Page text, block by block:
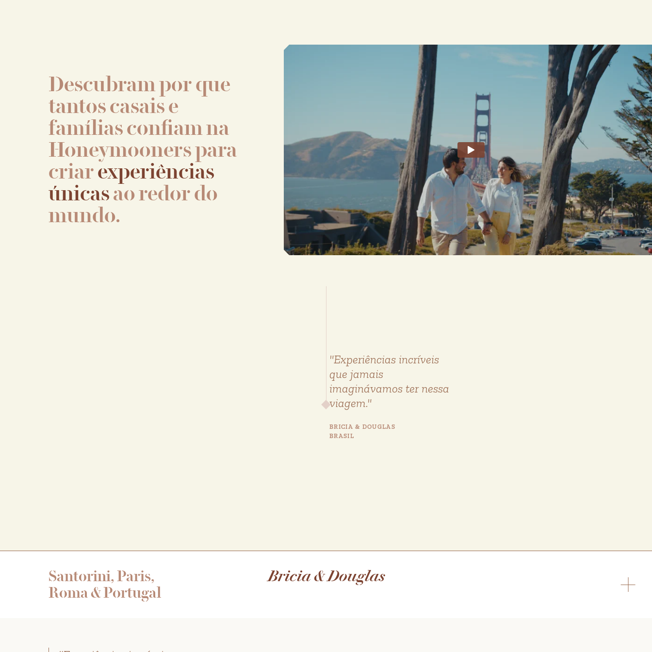
Descubram por que
tantos casais e
famílias confiam na
Honeymooners para
criarexperiências
únicasao redor do
mundo.
"Experiências incríveis
que jamais
imaginávamos ter nessa
viagem."
BRICIA & DOUGLAS
BRASIL
Santorini, Paris,
Roma & Portugal
Bricia & Douglas